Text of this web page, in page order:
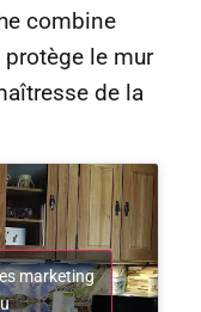
combine
le mur
de la
marketing